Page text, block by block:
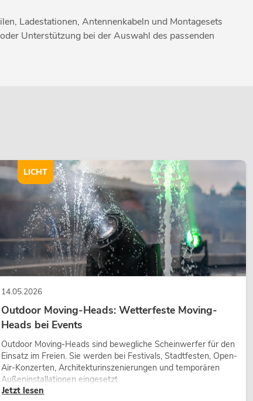
Ladestationen, Antennenkabeln und Montagesets
Unterstützung bei der Auswahl des passenden
14.05.2026
Outdoor Moving-Heads: Wetterfeste Moving-
Heads bei Events
Outdoor Moving-Heads sind bewegliche Scheinwerfer für den
Einsatz im Freien. Sie werden bei Festivals, Stadtfesten, Open-
Air-Konzerten, Architekturinszenierungen und temporären
Außeninstallationen eingesetzt.
Jetzt lesen
LICHT